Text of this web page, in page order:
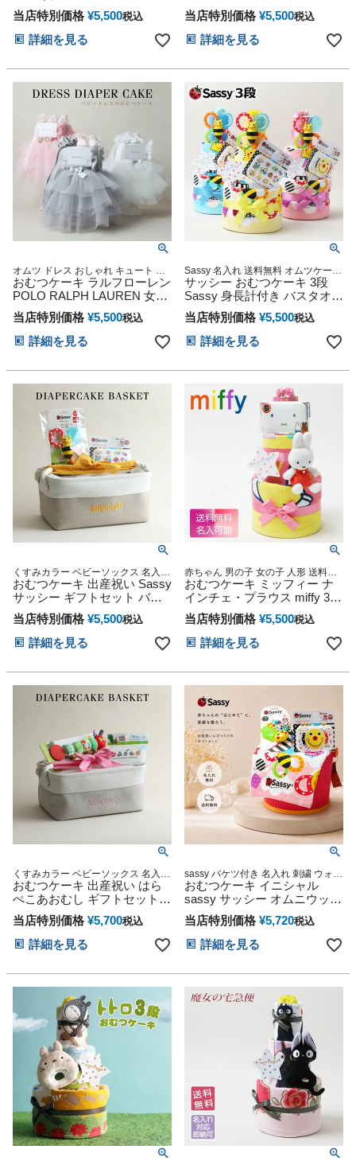
ル 赤ちゃん 男の子 女の子 ギ
フトセット プレゼント 思い
出 赤ちゃん 子供 出産 マタニ
ティ マタニティフォト パパ
バレンタイン 七五三 初節句
子供の日 ギフトセット 人気
端午の節句 ひな祭り
当店特別価格 ¥5,500税込
詳細を見る
ン 思い出 赤ちゃん 子供 出産
マタニティ マタニティフォト
パパ ママ ベイビー お父さん
お母さん クリスマス ハロウ
人気 端午の節句 ひな祭り
当店特別価格 ¥5,500税込
詳細を見る
オムツ ドレス おしゃれ キュート キ
ッズ マタニティ 可愛い 送料無料 豪
華 赤ちゃん 専門
おむつケーキ ラルフローレン
POLO RALPH LAUREN 女の
子 出産祝い ドレス ダイパー
ケーキ チュチュ オムツケー
キ スカート ヘアバンド ソッ
クス ベビー 思い出 赤ちゃん
ィン バレンタイン 七五三 初
節句 子供の日 ギフトセット
人気 端午の節句 ひな祭り
当店特別価格 ¥5,500税込
詳細を見る
Sassy 名入れ 送料無料 オムツケーキ
ベビー 女の子 男の子 双子 歯固め ビ
タット sassy サッシー メリーズ パン
パース 1歳 誕生日 出産祝い おむつケ
ーキ 妊娠祝い プレゼント
サッシー おむつケーキ 3段
Sassy 身長計付き バスタオル
出産祝い 思い出 赤ちゃん 子
供 出産 マタニティ マタニテ
ィフォト パパ ママ ベイビー
お父さん お母さん クリスマ
トセット 人気 端午の節句 ひ
な祭り
当店特別価格 ¥5,500税込
詳細を見る
くすみカラー ベビーソックス 名入れ
刺繍 御出産祝い 誕生日祝い
おむつケーキ 出産祝い Sassy
サッシー ギフトセット バス
ケット ボックス ストッカー
ケース イニシャル 男の子 女
の子 赤ちゃん 名入れ 刺繍 名
前入り くすみカラー ひな祭
当店特別価格 ¥5,500税込
詳細を見る
赤ちゃん 男の子 女の子 人形 送料無
料 刺繍 名入れ 名前入り バスタオル
ダイパーケーキ 専門
おむつケーキ ミッフィー ナ
インチェ・プラウス miffy 3段
出産祝い 思い出 赤ちゃん 子
供 出産 マタニティ フォト パ
パ ママ ベイビー お父さん お
母さん クリスマス ハロウィ
子 女の子
当店特別価格 ¥5,500税込
詳細を見る
くすみカラー ベビーソックス 名入れ
刺繍 御出産祝い 誕生日祝い
おむつケーキ 出産祝い はら
ぺこあおむし ギフトセット
バスケット ボックス ストッ
カー ケース イニシャル 男の
子 女の子 赤ちゃん 名入れ 刺
繍 名前入り くすみカラー ひ
お父さん お母さん クリスマ
ス ハロウィン バレンタイン
七五三 初節句 子供の日 人気
当店特別価格 ¥5,700税込
詳細を見る
sassy バケツ付き 名入れ 刺繍 ウォッ
シュタオル 歯固め おもちゃ付 出産
祝い 妊娠祝い プレゼント
おむつケーキ イニシャル
sassy サッシー オムニウッテ
ィ 出産祝い ラルフローレン
ベビーソックス はらぺこあお
むし くまのがっこう バケツ
男の子 女の子 赤ちゃん
当店特別価格 ¥5,720税込
詳細を見る